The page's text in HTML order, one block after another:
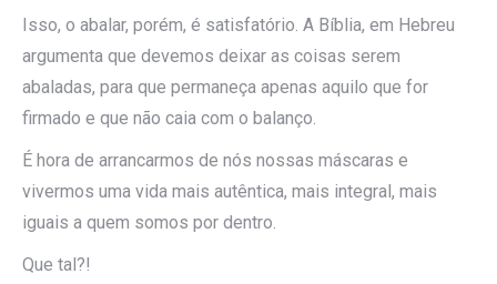
Isso, o abalar, porém, é satisfatório. A Bíblia, em Hebreu
argumenta que devemos deixar as coisas serem
abaladas, para que permaneça apenas aquilo que for
firmado e que não caia com o balanço.
É hora de arrancarmos de nós nossas máscaras e
vivermos uma vida mais autêntica, mais integral, mais
iguais a quem somos por dentro.
Que tal?!